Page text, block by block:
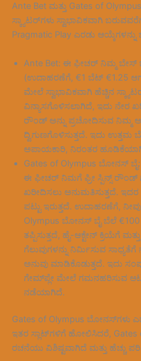
Ante Bet ಮತ್ತು Gates of
ಸ್ಕ್ಯಾಟರ್‌ಗಳು ಸ್ವಾಭಾವಿಕವಾಗಿ
Pragmatic Play ಎರಡು
Ante Bet: ಈ ಫೀಚರ್ ನಿಮ್ಮ ಬೇಸ್
(ಉದಾಹರಣೆಗೆ, €1 ಬೆಟ್ €1.25
ಮೇಲೆ ಸ್ವಾಭಾವಿಕವಾಗಿ ಹೆಚ್ಚಿನ
ವಿನ್ಯಾಸಗೊಳಿಸಲಾಗಿದೆ, ಇದು ನೇರ
ರೌಂಡ್ ಅನ್ನು ಪ್ರಚೋದಿಸುವ ನಿಮ್ಮ
ದ್ವಿಗುಣಗೊಳಿಸುತ್ತದೆ. ಇದು ಉತ್ತಮ
ಅಪಾಯಕಾರಿ, ನಿರಂತರ
Gates of Olympus ಬೋನಸ್
ಈ ಫೀಚರ್ ನಿಮಗೆ ಫ್ರೀ ಸ್ಪಿನ್ಸ್ ರೌಂಡ್ ಗೆ
ಖರೀದಿಸಲು ಅನುಮತಿಸುತ್ತದೆ. ಇದರ
ಪಟ್ಟು ಇರುತ್ತದೆ. ಉದಾಹರಣೆಗೆ,
Olympus ಬೋನಸ್ ಬೈ ಬೆಲೆ €100
ತಪ್ಪಿಸುತ್ತದೆ, ಹೈ-ಆಕ್ಟೇನ್ ಕ್ರಿಯೆಗೆ
ಗೆಲುವುಗಳನ್ನು ನಿರ್ಮಿಸುವ
ಅನುವು ಮಾಡಿಕೊಡುತ್ತದೆ. ಇದು
ಗೇಮ್‌ಪ್ಲೇ ಮೇಲೆ ಗಮನಹರಿಸುವ
ನಡೆಯಾಗಿದೆ.
Gates of Olympus ಬೋನಸ್‌ಗಳು
ಇತರ ಸ್ಲಾಟ್‌ಗಳಿಗೆ ಹೋಲಿಸಿದರೆ,
ರಚನೆಯು ವಿಶಿಷ್ಟವಾಗಿದೆ ಮತ್ತು ಹೆಚ್ಚು